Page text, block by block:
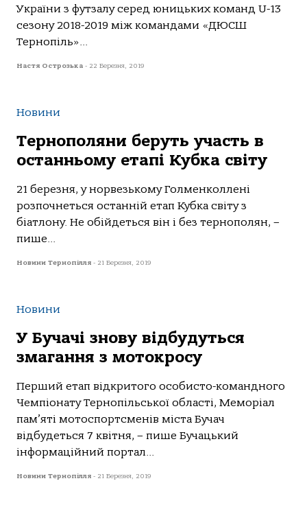
України з футзалу серед юницьких команд U-13
сезону 2018-2019 між командами «ДЮСШ
Тернопіль»...
Настя Острозька - 22 Березня, 2019
Новини
Тернополяни беруть участь в
останньому етапі Кубка світу
21 березня, у норвезькому Голменколлені
розпочнеться останній етап Кубка світу з
біатлону. Не обійдеться він і без тернополян, –
пише...
Новини Тернопілля - 21 Березня, 2019
Новини
У Бучачі знову відбудуться
змагання з мотокросу
Перший етап відкритого особисто-командного
Чемпіонату Тернопільської області, Меморіал
пам’яті мотоспортсменів міста Бучач
відбудеться 7 квітня, – пише Бучацький
інформаційний портал...
Новини Тернопілля - 21 Березня, 2019